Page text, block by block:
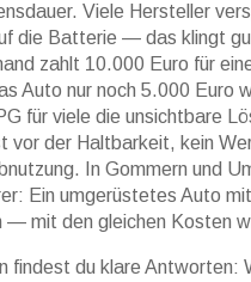
. Viele Hersteller
die Batterie — das klingt
zahlt 10.000 Euro für
Auto nur noch 5.000 Euro
für viele die unsichtbare
vor der Haltbarkeit, kein
In Gommern und
Ein umgerüstetes Auto
— mit den gleichen Kosten
findest du klare Antworten: